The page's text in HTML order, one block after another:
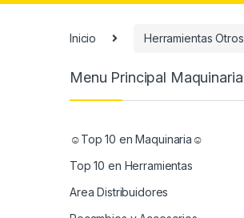
Inicio Herramientas Otros
Menu Principal Maquinaria
☺Top 10 en Maquinaria☺
Top 10 en Herramientas
Area Distribuidores